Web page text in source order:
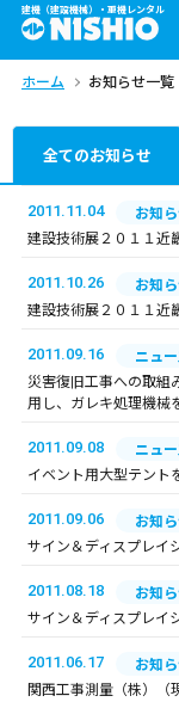
建機（建設機械）・重機レンタル
商品一覧
問合せ依頼リス
ホーム お知らせ一覧
全てのお知らせ
2011.11.04
お知
建設技術展２０１１近
2011.10.26
お知
建設技術展２０１１
2011.09.16
ニュ
災害復旧工事への取
用し、ガレキ処理機械
2011.09.08
ニュ
イベント用大型テン
2011.09.06
お知
サイン＆ディスプレイ
2011.08.18
お知
サイン＆ディスプレイ
2011.06.17
お知
関西工事測量（株）（